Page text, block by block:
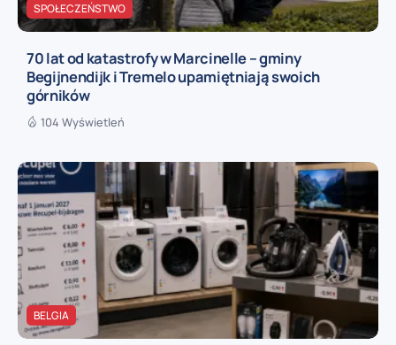
SPOŁECZEŃSTWO
70 lat od katastrofy w Marcinelle – gminy
Begijnendijk i Tremelo upamiętniają swoich
górników
104 Wyświetleń
BELGIA